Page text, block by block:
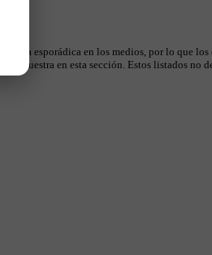
esporádica en los medios, por lo que
muestra en esta sección. Estos listados no